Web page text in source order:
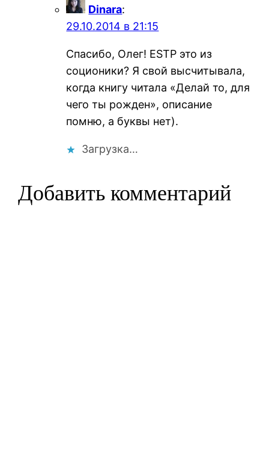
Dinara:
29.10.2014 в 21:15
Спасибо, Олег! ESTP это из
соционики? Я свой высчитывала,
когда книгу читала «Делай то, для
чего ты рожден», описание
помню, а буквы нет).
Загрузка…
Добавить комментарий